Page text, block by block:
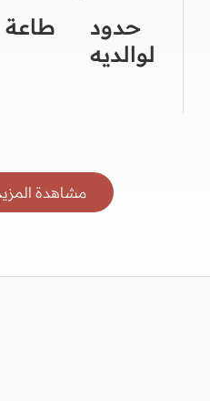
حدود طاعة
لوالديه
مشاهدة